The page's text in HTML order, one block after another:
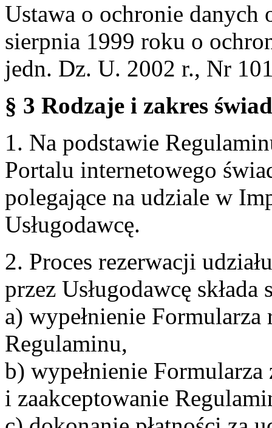
Ustawa o ochronie danych
sierpnia 1999 roku o
jedn. Dz. U. 2002 r., Nr
§ 3 Rodzaje i zakres
1. Na podstawie
Portalu internetowego
polegające na udziale w
Usługodawcę.
2. Proces rezerwacji
przez Usługodawcę
a) wypełnienie
Regulaminu,
b) wypełnienie Formularza
i zaakceptowanie